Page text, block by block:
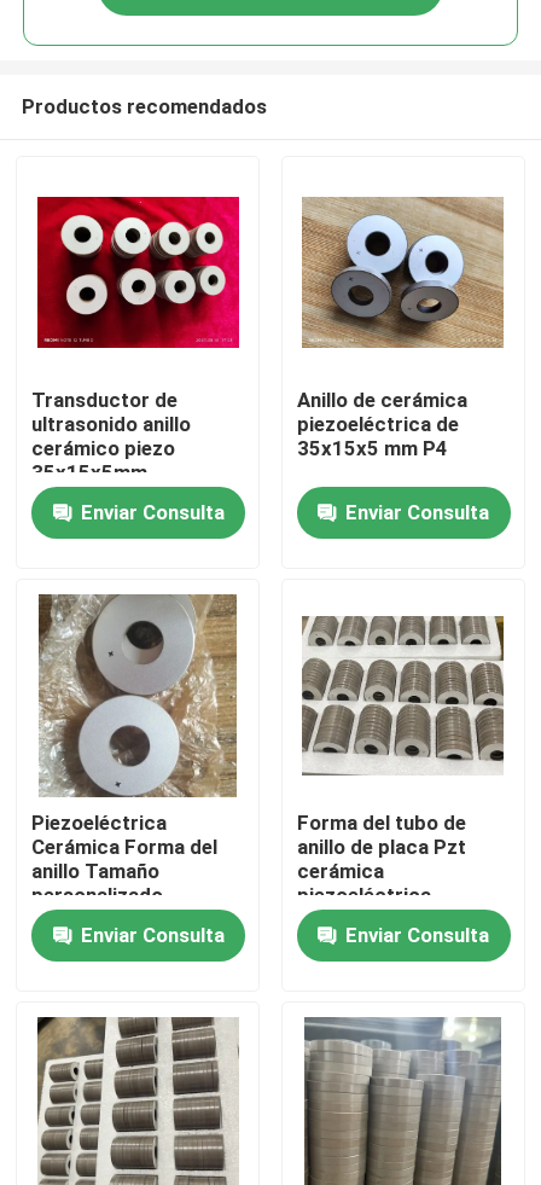
Hogar
Sobre nosotros
Viaje de la fábrica
Control de calidad
Éntrenos en contacto con
Pida una cita
transductor ultrasónico de limpieza
transductor ultrasónico de alta potencia
Transductor ultrasónico de la frecuencia multi
Productos recomendados
Transductor de
ultrasonido anillo
cerámico piezo
35x15x5mm
Enviar Consulta
Anillo de cerámica
piezoeléctrica de
35x15x5 mm P4
Enviar Consulta
Piezoeléctrica
Cerámica Forma del
anillo Tamaño
personalizado
Enviar Consulta
Forma del tubo de
anillo de placa Pzt
cerámica
piezoeléctrica
Enviar Consulta